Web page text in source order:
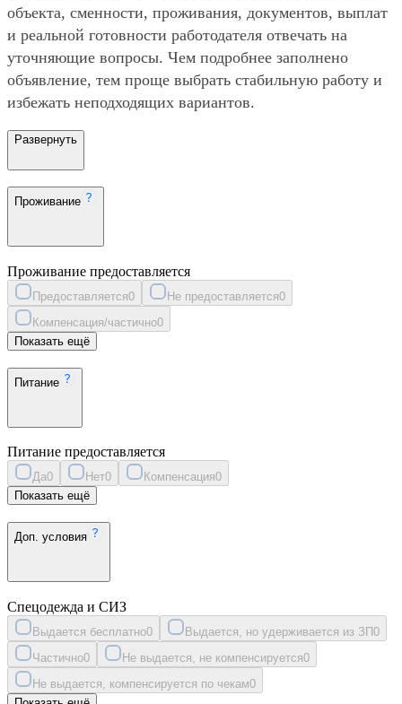
объекта, сменности, проживания, документов, выплат
и реальной готовности работодателя отвечать на
уточняющие вопросы. Чем подробнее заполнено
объявление, тем проще выбрать стабильную работу и
избежать неподходящих вариантов.
Развернуть
Проживание
Проживание предоставляется
Предоставляется0 Не предоставляется0
Компенсация/частично0
Показать ещё
Питание
Питание предоставляется
Да0 Нет0 Компенсация0
Показать ещё
Доп. условия
Спецодежда и СИЗ
Выдается бесплатно0 Выдается, но удерживается из ЗП0
Частично0 Не выдается, не компенсируется0
Не выдается, компенсируется по чекам0